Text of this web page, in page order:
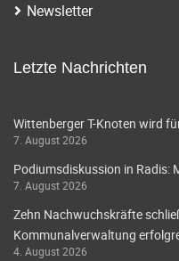
Newsletter
Letzte Nachrichten
Wittenberger T-Knoten wird
7. August 2026
Podiumsdiskussion in Radis:
7. August 2026
Zehn Nachwuchskräfte
Kommunalverwaltung
4. August 2026